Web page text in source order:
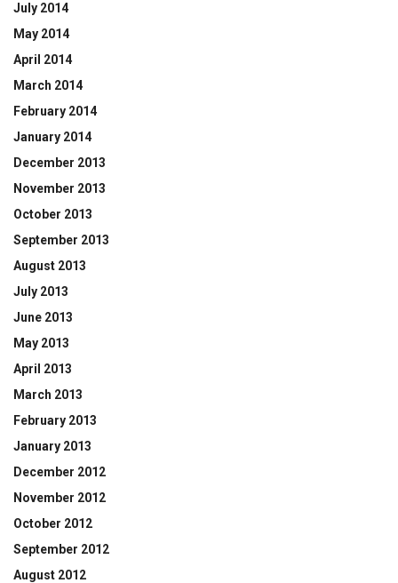
July 2014
May 2014
April 2014
March 2014
February 2014
January 2014
December 2013
November 2013
October 2013
September 2013
August 2013
July 2013
June 2013
May 2013
April 2013
March 2013
February 2013
January 2013
December 2012
November 2012
October 2012
September 2012
August 2012